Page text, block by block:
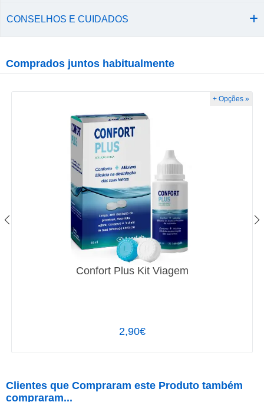
CONSELHOS E CUIDADOS
Comprados juntos habitualmente
Confort Plus Kit Viagem
2,90€
+ Opções »
Clientes que Compraram este Produto também
compraram...